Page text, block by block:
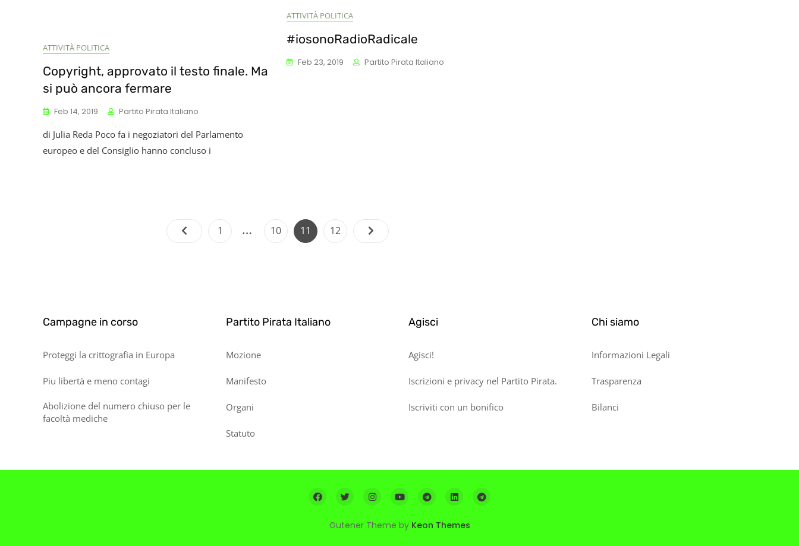
ATTIVITÀ POLITICA
#iosonoRadioRadicale
Feb 23, 2019 Partito Pirata Italiano
ATTIVITÀ POLITICA
Copyright, approvato il testo finale. Ma
si può ancora fermare
Feb 14, 2019 Partito Pirata Italiano
di Julia Reda Poco fa i negoziatori del Parlamento
europeo e del Consiglio hanno concluso i
Paginazione
degli
Page
1 … Page
10 Page
11 Page
12
Campagne in corso
Proteggi la crittografia in Europa
Piu libertà e meno contagi
Abolizione del numero chiuso per le
facoltà mediche
Partito Pirata Italiano
Mozione
Manifesto
Organi
Statuto
Agisci
Agisci!
Iscrizioni e privacy nel Partito Pirata.
Iscriviti con un bonifico
Chi siamo
Informazioni Legali
Trasparenza
Bilanci
Gutener Theme by Keon Themes